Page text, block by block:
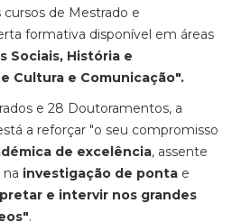
cursos de Mestrado e
formativa disponível em áreas
Sociais, História e
Cultura e Comunicação".
e 28 Doutoramentos, a
a reforçar "o seu compromisso
de excelência, assente
na investigação de ponta e
e intervir nos grandes
.